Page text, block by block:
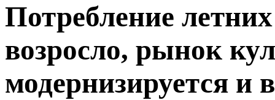
Потребление
возросло, рынок
модернизируется и